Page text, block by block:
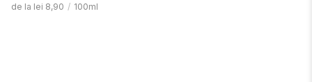
de la lei 8,90 / 100ml